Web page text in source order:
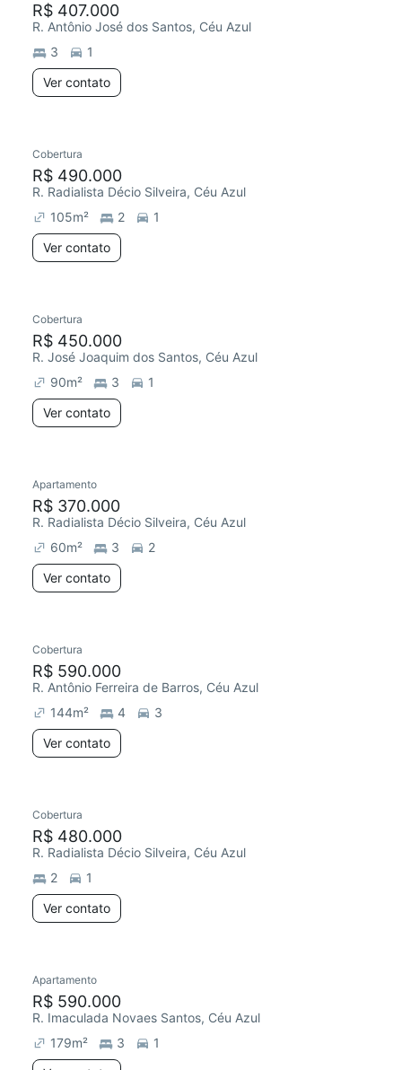
R$ 407.000
R. Antônio José dos Santos, Céu Azul
3
1
Ver contato
Redecorar
Cobertura
R$ 490.000
R. Radialista Décio Silveira, Céu Azul
105m² 2
1
Ver contato
Redecorar
Cobertura
R$ 450.000
R. José Joaquim dos Santos, Céu Azul
90m² 3
1
Ver contato
Apartamento
R$ 370.000
R. Radialista Décio Silveira, Céu Azul
60m² 3
2
Ver contato
Cobertura
R$ 590.000
R. Antônio Ferreira de Barros, Céu Azul
144m² 4
3
Ver contato
Cobertura
R$ 480.000
R. Radialista Décio Silveira, Céu Azul
2
1
Ver contato
Apartamento
R$ 590.000
R. Imaculada Novaes Santos, Céu Azul
179m² 3
1